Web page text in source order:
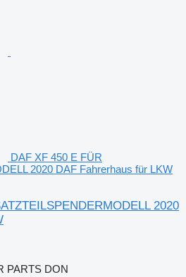
DAF XF 450 E FÜR
2020 DAF Fahrerhaus für LKW
2020
PARTS DON